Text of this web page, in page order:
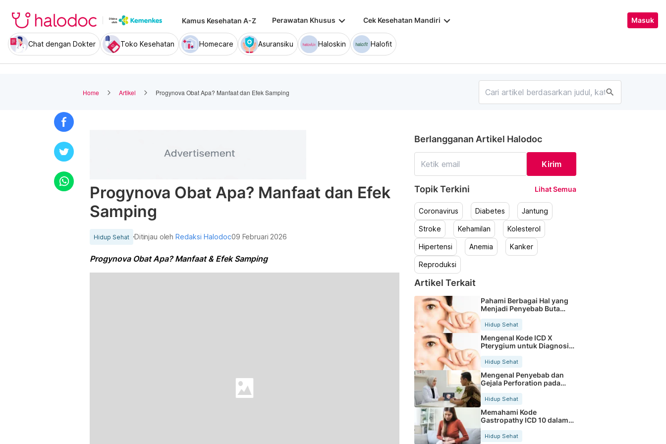
Kamus Kesehatan A-Z Perawatan Khusus keyboard_arrow_down Cek Kesehatan Mandiri keyboard_arrow_down Masuk
Chat dengan Dokter Toko Kesehatan Homecare Asuransiku Haloskin Halofit
Home Artikel Progynova Obat Apa? Manfaat dan Efek Samping search
Progynova Obat Apa? Manfaat dan Efek
Samping
Hidup Sehat Ditinjau olehRedaksi Halodoc09 Februari 2026
Progynova Obat Apa? Manfaat & Efek Samping
Berlangganan Artikel Halodoc
Kirim
Topik Terkini Lihat Semua
Coronavirus Diabetes Jantung
Stroke Kehamilan Kolesterol
Hipertensi Anemia Kanker
Reproduksi
Artikel Terkait
Pahami Berbagai Hal yang
Menjadi Penyebab Buta
Hidup Sehat
Mengenal Kode ICD X
Pterygium untuk Diagnosis
Hidup Sehat
Mengenal Penyebab dan
Gejala Perforation pada
Tubuh
Hidup Sehat
Memahami Kode
Gastropathy ICD 10 dalam
Rekam Medis Pasien
Hidup Sehat